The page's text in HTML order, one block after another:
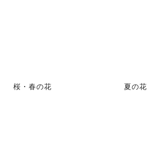
桜・春の花 夏の花